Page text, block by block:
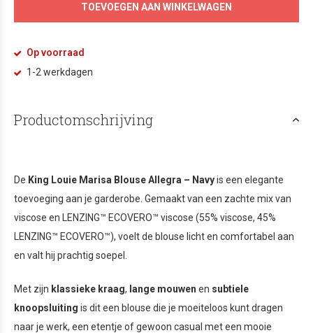
TOEVOEGEN AAN WINKELWAGEN
Op voorraad
1-2 werkdagen
Productomschrijving
De King Louie Marisa Blouse Allegra – Navyis een elegante
toevoeging aan je garderobe. Gemaakt van een zachte mix van
viscose en LENZING™ ECOVERO™ viscose (55% viscose, 45%
LENZING™ ECOVERO™), voelt de blouse licht en comfortabel aan
en valt hij prachtig soepel.
Met zijn klassieke kraag, lange mouwen en subtiele
knoopsluiting is dit een blouse die je moeiteloos kunt dragen
naar je werk, een etentje of gewoon casual met een mooie